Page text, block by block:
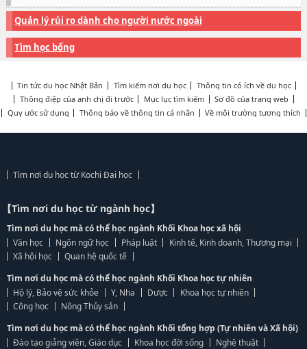
Quản lý rủi ro dành cho người nước ngoài
Tìm học bổng
Tin tức du học Nhật Bản Tìm kiếm nơi du học
Thông tin có ích về du học
Thông điệp của anh chị đi trước
Mục lục tìm kiếm
Sơ đồ của trang web
Quy ước sử dụng
Thông báo về thông tin cá nhân Về môi trường tương thích
Tìm nơi du học từ Kochi Đại học
【Tìm nơi du học từ ngành học】
Tìm nơi du học mà có thể học ngành Khối Khoa học xã hội
Văn học
Ngôn ngữ học Pháp luật
Kinh tế, Kinh doanh, Thương mại
Xã hội học
Quan hệ quốc tế
Tìm nơi du học mà có thể học ngành Khối Khoa học tự nhiên
Hộ lý, Bảo vệ sức khỏe
Y, Nha Dược
Khoa học tự nhiên
Công học
Nông Thủy sản
Tìm nơi du học mà có thể học ngành Khối tổng hợp (Tự nhiên và Xã hội)
Đào tạo giảng viên, Giáo dục
Khoa học đời sống
Nghệ thuật